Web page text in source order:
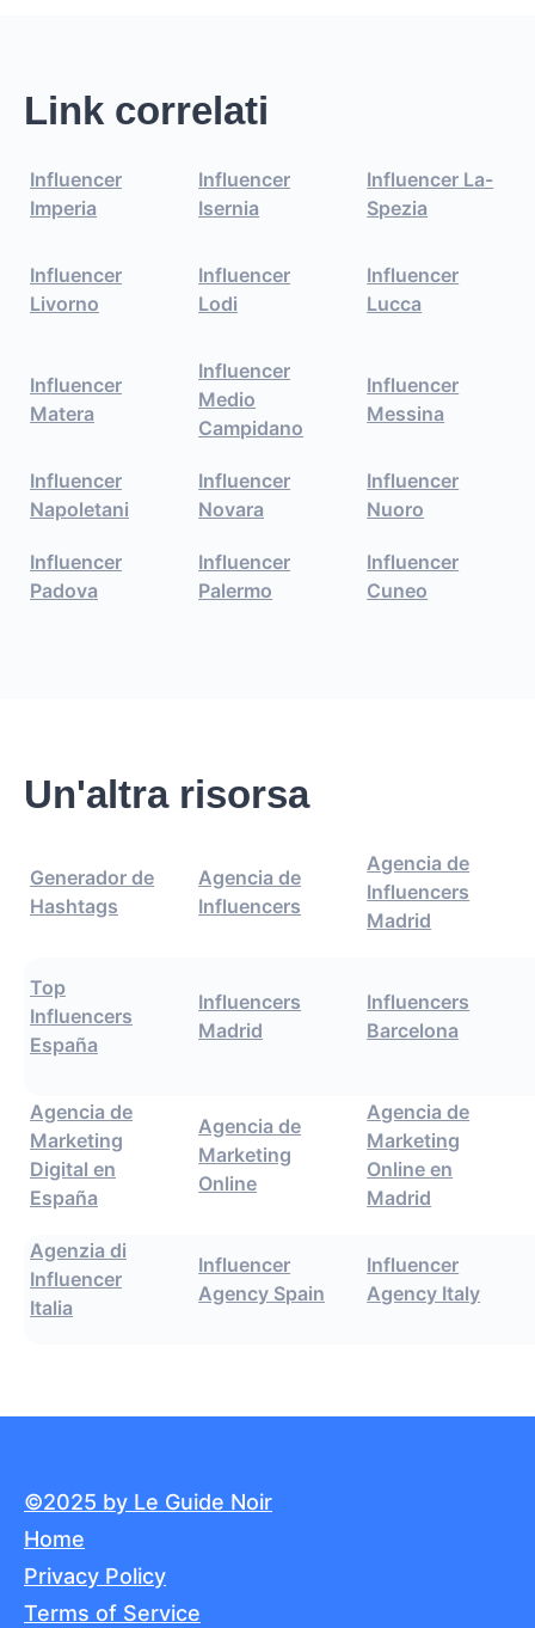
Link correlati
Influencer
Imperia
Influencer
Isernia
Influencer La-
Spezia
Influencer
Livorno
Influencer
Lodi
Influencer
Lucca
Influencer
Matera
Influencer
Medio
Campidano
Influencer
Messina
Influencer
Napoletani
Influencer
Novara
Influencer
Nuoro
Influencer
Padova
Influencer
Palermo
Influencer
Cuneo
Un'altra risorsa
Generador de
Hashtags
Agencia de
Influencers
Agencia de
Influencers
Madrid
Top
Influencers
España
Influencers
Madrid
Influencers
Barcelona
Agencia de
Marketing
Digital en
España
Agencia de
Marketing
Online
Agencia de
Marketing
Online en
Madrid
Agenzia di
Influencer
Italia
Influencer
Agency Spain
Influencer
Agency Italy
©2025 by Le Guide Noir
Home
Privacy Policy
Terms of Service